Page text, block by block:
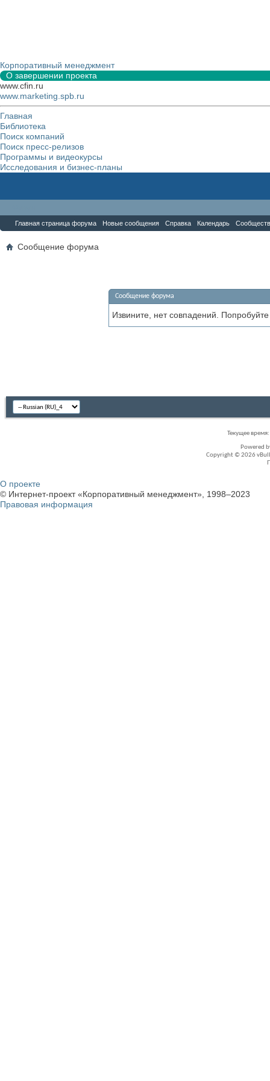
Корпоративный менеджмент
О завершении проекта
www.cfin.ru
www.marketing.spb.ru
Главная
Библиотека
Поиск компаний
Поиск пресс-релизов
Программы и видеокурсы
Исследования и бизнес-планы
Главная страница форума Новые сообщения Справка Календарь
Сообщение форума
Сообщение форума
Извините, нет совпадений.
Текущее время:
Powered
Copyright © 2026
О проекте
© Интернет-проект «Корпоративный менеджмент», 1998–2023
Правовая информация